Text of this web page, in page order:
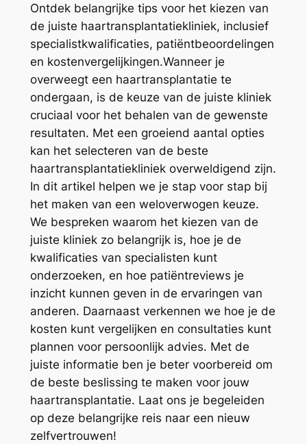
Ontdek belangrijke tips voor het kiezen van
de juiste haartransplantatiekliniek, inclusief
specialistkwalificaties, patiëntbeoordelingen
en kostenvergelijkingen.Wanneer je
overweegt een haartransplantatie te
ondergaan, is de keuze van de juiste kliniek
cruciaal voor het behalen van de gewenste
resultaten. Met een groeiend aantal opties
kan het selecteren van de beste
haartransplantatiekliniek overweldigend zijn.
In dit artikel helpen we je stap voor stap bij
het maken van een weloverwogen keuze.
We bespreken waarom het kiezen van de
juiste kliniek zo belangrijk is, hoe je de
kwalificaties van specialisten kunt
onderzoeken, en hoe patiëntreviews je
inzicht kunnen geven in de ervaringen van
anderen. Daarnaast verkennen we hoe je de
kosten kunt vergelijken en consultaties kunt
plannen voor persoonlijk advies. Met de
juiste informatie ben je beter voorbereid om
de beste beslissing te maken voor jouw
haartransplantatie. Laat ons je begeleiden
op deze belangrijke reis naar een nieuw
zelfvertrouwen!